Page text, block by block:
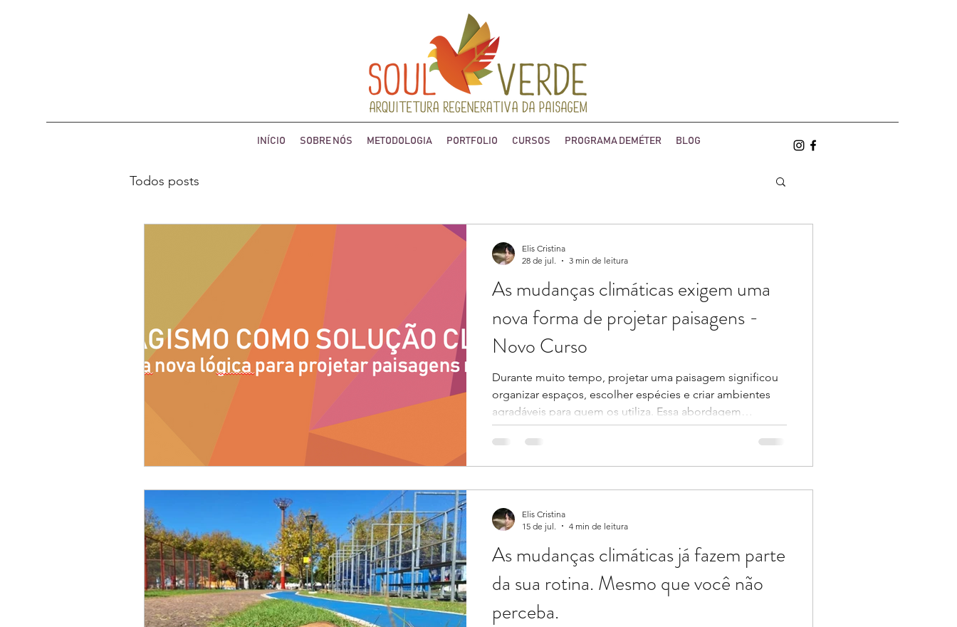
INÍCIO SOBRE NÓS METODOLOGIA PORTFOLIO CURSOS PROGRAMA DEMÉTER BLOG
Todos posts
As mudanças climáticas exigem uma
nova forma de projetar paisagens -
Novo Curso
Durante muito tempo, projetar uma paisagem significou
organizar espaços, escolher espécies e criar ambientes
agradáveis para quem os utiliza. Essa abordagem
continua sendo importante, mas deixou de ser suficiente
diante dos desafios que enfrentamos hoje. As mudanças
climáticas transformaram profundamente a realidade das
estiagem, degradação dos solos e perda de biodiver
Elis Cristina
28 de jul.
3 min de leitura
As mudanças climáticas já fazem parte
da sua rotina. Mesmo que você não
perceba.
Elis Cristina
15 de jul.
4 min de leitura